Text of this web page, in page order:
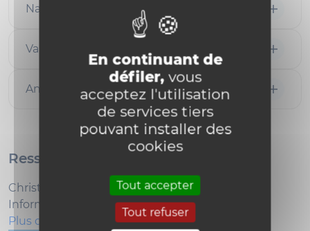
En continuant de
défiler,vous
acceptez l'utilisation
de services tiers
pouvant installer des
cookies
Tout accepter
Tout refuser
Nathalie MALEVE
Valérie VAN BUTSELE
Anne-Laurence RAU
Ressources extérieures :
Christophe DEBACKER
Informaticien
Plus d'infos